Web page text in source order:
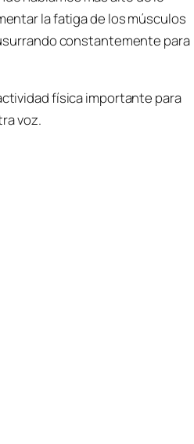
la fatiga de los músculos
constantemente para
física importante para
voz.